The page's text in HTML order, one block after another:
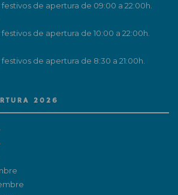
de apertura de 09:00 a 22:00h.
de apertura de 10:00 a 22:00h.
de apertura de 8:30 a 21:00h.
2026